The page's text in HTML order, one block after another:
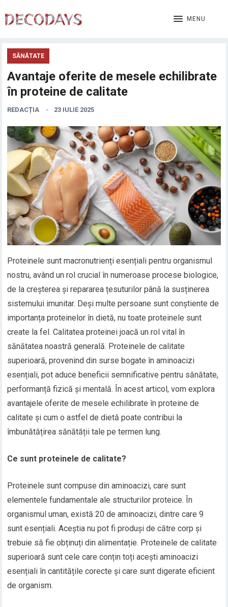
MENU
SĂNĂTATE
Avantaje oferite de mesele echilibrate
în proteine de calitate
REDACȚIA 23 IULIE 2025
Proteinele sunt macronutrienți esențiali pentru organismul
nostru, având un rol crucial în numeroase procese biologice,
de la creșterea și repararea țesuturilor până la susținerea
sistemului imunitar. Deși multe persoane sunt conștiente de
importanța proteinelor în dietă, nu toate proteinele sunt
create la fel. Calitatea proteinei joacă un rol vital în
sănătatea noastră generală. Proteinele de calitate
superioară, provenind din surse bogate în aminoacizi
esențiali, pot aduce beneficii semnificative pentru sănătate,
performanță fizică și mentală. În acest articol, vom explora
avantajele oferite de mesele echilibrate în proteine de
calitate și cum o astfel de dietă poate contribui la
îmbunătățirea sănătății tale pe termen lung.
Ce sunt proteinele de calitate?
Proteinele sunt compuse din aminoacizi, care sunt
elementele fundamentale ale structurilor proteice. În
organismul uman, există 20 de aminoacizi, dintre care 9
sunt esențiali. Aceștia nu pot fi produși de către corp și
trebuie să fie obținuți din alimentație. Proteinele de calitate
superioară sunt cele care conțin toți acești aminoacizi
esențiali în cantitățile corecte și care sunt digerate eficient
de organism.